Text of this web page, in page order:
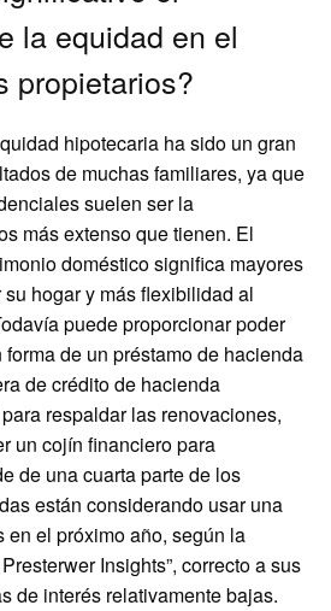
la equidad en el
propietarios?
hipotecaria ha sido un gran
de muchas familiares, ya que
suelen ser la
más extenso que tienen. El
doméstico significa mayores
hogar y más flexibilidad al
puede proporcionar poder
de un préstamo de hacienda
de crédito de hacienda
respaldar las renovaciones,
un cojín financiero para
de una cuarta parte de los
están considerando usar una
en el próximo año, según la
Insights”, correcto a sus
de interés relativamente bajas.